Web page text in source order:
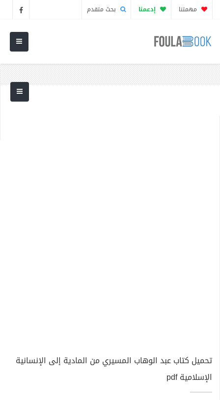
مهمتنا إدعمنا بحث متقدم
تحميل كتاب عبد الوهاب المسيري من المادية إلى الإنسانية
الإسلامية pdf